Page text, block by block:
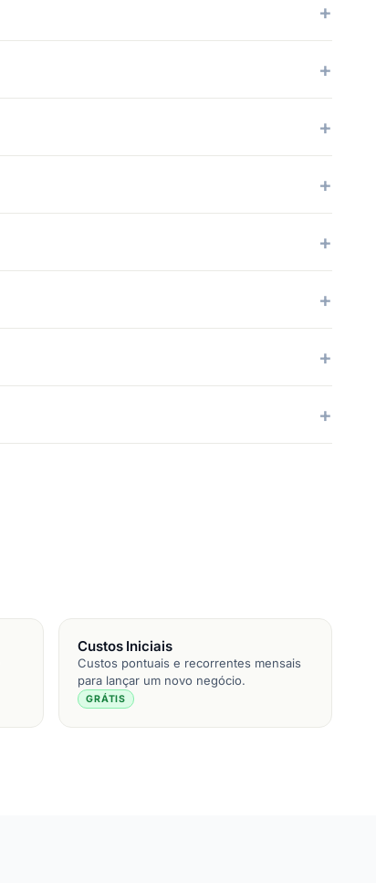
Custos Iniciais
Custos pontuais e recorrentes mensais
para lançar um novo negócio.
GRÁTIS